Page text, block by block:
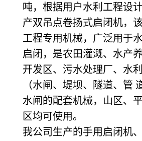
吨，根据用户水利工程设
产双吊点卷扬式启闭机，
工程专用机械，广泛用于
启闭，是农田灌溉、水产
开发区、污水处理厂、水
（水闸、堤坝、隧道、管
水闸的配套机械，山区、
区均可使用。
我公司生产的手用启闭机